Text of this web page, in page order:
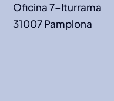
Oficina 7-Iturrama
31007 Pamplona